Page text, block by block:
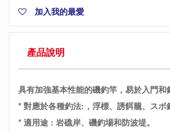
加入我的最愛
產品說明
具有加強基本性能的磯釣竿，易於入門和
* 對應於各種釣法:，浮標、誘餌籠、スボ
* 適用途 : 岩礁岸、磯釣場和防波堤。